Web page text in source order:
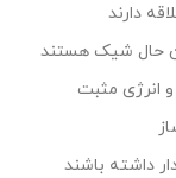
دارند
حال شیک هستند
انرژی مثبت
داشته باشند